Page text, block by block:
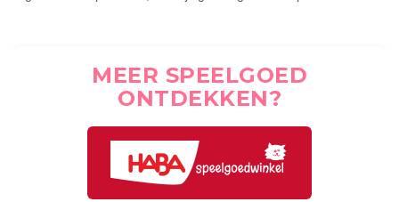
MEER SPEELGOED
ONTDEKKEN?